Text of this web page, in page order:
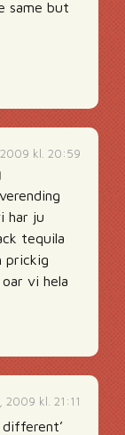
same but
kl. 20:59
har ju
tequila
prickig
vi hela
2009 kl. 21:11
different’